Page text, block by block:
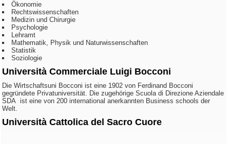
Ökonomie
Rechtswissenschaften
Medizin und Chirurgie
Psychologie
Lehramt
Mathematik, Physik und Naturwissenschaften
Statistik
Soziologie
Università Commerciale Luigi Bocconi
Die Wirtschaftsuni Bocconi ist eine 1902 von Ferdinand Bocconi
gegründete Privatuniversität. Die zugehörige Scuola di Direzione Aziendale
SDA ist eine von 200 international anerkannten Business schools der
Welt.
Università Cattolica del Sacro Cuore